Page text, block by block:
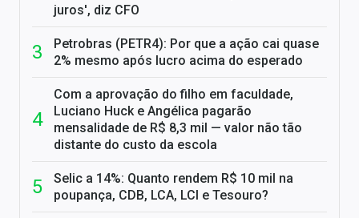
juros', diz CFO
Petrobras (PETR4): Por que a ação cai quase
2% mesmo após lucro acima do esperado
Com a aprovação do filho em faculdade,
Luciano Huck e Angélica pagarão
mensalidade de R$ 8,3 mil — valor não tão
distante do custo da escola
Selic a 14%: Quanto rendem R$ 10 mil na
poupança, CDB, LCA, LCI e Tesouro?